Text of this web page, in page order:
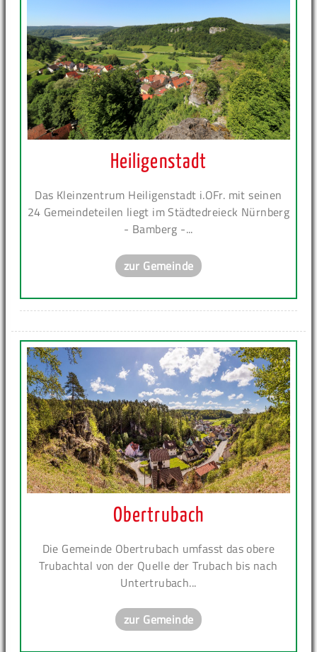
Heiligenstadt
Das Kleinzentrum Heiligenstadt i.OFr. mit seinen
24 Gemeindeteilen liegt im Städtedreieck Nürnberg
- Bamberg -...
zur Gemeinde
Obertrubach
Die Gemeinde Obertrubach umfasst das obere
Trubachtal von der Quelle der Trubach bis nach
Untertrubach...
zur Gemeinde